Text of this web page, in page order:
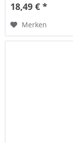
18,49 € *
Merken